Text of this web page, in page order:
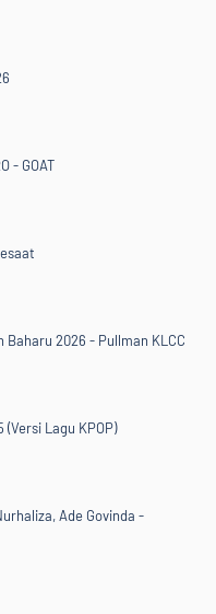
- GOAT
Baharu 2026 - Pullman KLCC
(Versi Lagu KPOP)
Ade Govinda -